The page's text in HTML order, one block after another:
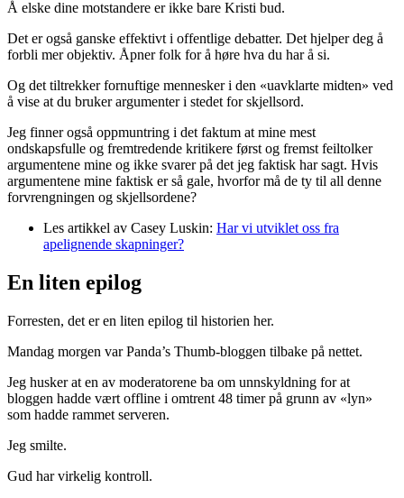
Å elske dine motstandere er ikke bare Kristi bud.
Det er også ganske effektivt i offentlige debatter. Det hjelper deg å
forbli mer objektiv. Åpner folk for å høre hva du har å si.
Og det tiltrekker fornuftige mennesker i den «uavklarte midten» ved
å vise at du bruker argumenter i stedet for skjellsord.
Jeg finner også oppmuntring i det faktum at mine mest
ondskapsfulle og fremtredende kritikere først og fremst feiltolker
argumentene mine og ikke svarer på det jeg faktisk har sagt. Hvis
argumentene mine faktisk er så gale, hvorfor må de ty til all denne
forvrengningen og skjellsordene?
Les artikkel av Casey Luskin: Har vi utviklet oss fra
apelignende skapninger?
En liten epilog
Forresten, det er en liten epilog til historien her.
Mandag morgen var Panda’s Thumb-bloggen tilbake på nettet.
Jeg husker at en av moderatorene ba om unnskyldning for at
bloggen hadde vært offline i omtrent 48 timer på grunn av «lyn»
som hadde rammet serveren.
Jeg smilte.
Gud har virkelig kontroll.